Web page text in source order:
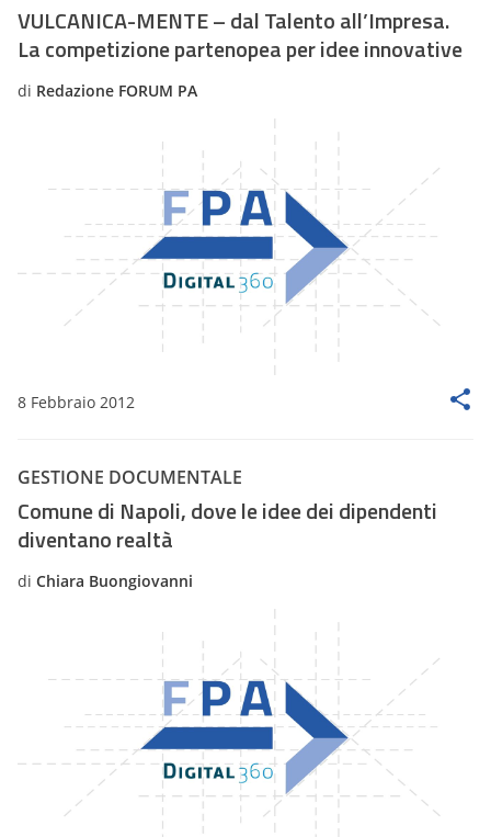
VULCANICA-MENTE – dal Talento all’Impresa.
La competizione partenopea per idee innovative
di Redazione FORUM PA
8 Febbraio 2012
GESTIONE DOCUMENTALE
Comune di Napoli, dove le idee dei dipendenti
diventano realtà
di Chiara Buongiovanni